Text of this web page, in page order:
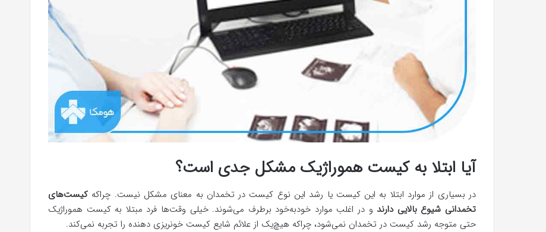
آیا ابتلا به کیست هموراژیک مشکل جدی است؟
در بسیاری از موارد ابتلا به این کیست یا رشد این نوع کیست در تخمدان به معنای مشکل نیست. چراکه کیست‌های
تخمدانی شیوع بالایی دارندو در اغلب موارد خودبه‌خود برطرف می‌شوند. خیلی وقت‌ها فرد مبتلا به کیست هموراژیک
حتی متوجه رشد کیست در تخمدان نمی‌شود، چراکه هیچ‌یک از علائم شایع کیست خونریزی دهنده را تجربه نمی‌کند.